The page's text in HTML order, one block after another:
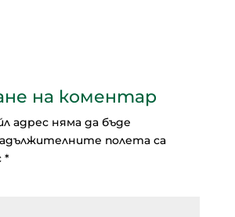
на коментар
адрес няма да бъде
полета са
*